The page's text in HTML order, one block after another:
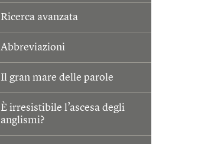
Ricerca avanzata
Abbreviazioni
Il gran mare delle parole
È irresistibile l’ascesa degli
anglismi?